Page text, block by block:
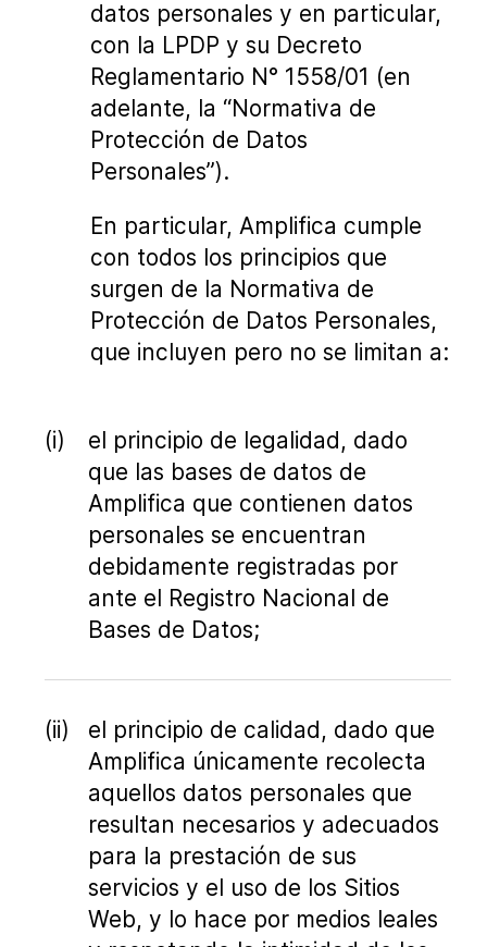
datos personales y en particular,
con la LPDP y su Decreto
Reglamentario N° 1558/01 (en
adelante, la “Normativa de
Protección de Datos
Personales”).
En particular, Amplifica cumple
con todos los principios que
surgen de la Normativa de
Protección de Datos Personales,
que incluyen pero no se limitan a:
el principio de legalidad, dado
que las bases de datos de
Amplifica que contienen datos
personales se encuentran
debidamente registradas por
ante el Registro Nacional de
Bases de Datos;
el principio de calidad, dado que
Amplifica únicamente recolecta
aquellos datos personales que
resultan necesarios y adecuados
para la prestación de sus
servicios y el uso de los Sitios
Web, y lo hace por medios leales